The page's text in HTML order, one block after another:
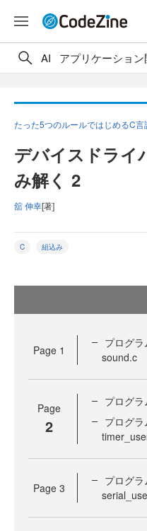
AI アプリケーション
たった5つのルールではじめるC言
デバイスドライ
み解く 2
舘 伸幸[著]
C 組込み
Page 1
プログ
sound.c
Page
2
プログ
プログ
Page 3
プログ